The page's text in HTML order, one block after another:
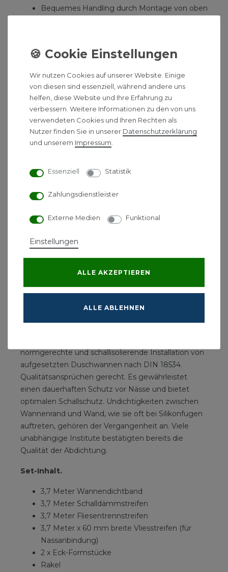
Bequemes Handling durch Montage von oben
Keine Bohrung in der Wand - Befestigung am
Besonders geeignet in der Sanierung bei
unebenen Böden
Spezielle Rahmen für Acryl- und Marmor-
Polymer Duschwannen
Mittenabstützung mit Easy-Lift
Einfach Leine ziehen und die
Technische Daten:
Höhenverstellbar von 12 bis 17 cm
Das Abdichtungsset für optimale Abdichtung der
Duschwanne zur Wand.
normgerechte und schallisolierende Installation von
aufgesetzten Duschwannen nach DIN 18534.
Qualitätsansprüchen gerecht. Es gewährleistet
einen dauerhaften Schutz vor Nässe und bietet
optimalen Schallschutz. Undichtigkeiten zwischen
Wannenrand und Wand, wie sie oft bei Silikonfugen
auftreten, gehören der Vergangenheit an. Viele
unabhängige Institute bestätigten bereits die
Qualität der Abdichtung.
Set-Inhalt.
3,7 Meter Wannendichtband
3,7 Meter Schalldämmstreifen
3,7 Meter Fliesentrennstreifen
3,7 Meter x 60 mm breite Vliesstreifen (für
Nassanbindung)
2 x Eck-Formstücke
Rakel
Wir nutzen Cookies auf unserer Website. Einige
von diesen sind essenziell, während andere uns
helfen, diese Website und Ihre Erfahrung zu
verbessern. Weitere Informationen zu den von uns
verwendeten Cookies und Ihren Rechten als
Nutzer finden Sie in unserer Daten­schutz­erklärung
und unserem Impressum
Essenziell Statistik
Zahlungsdienstleister
Externe Medien Funktional
Einstellungen
ALLE AKZEPTIEREN
ALLE ABLEHNEN